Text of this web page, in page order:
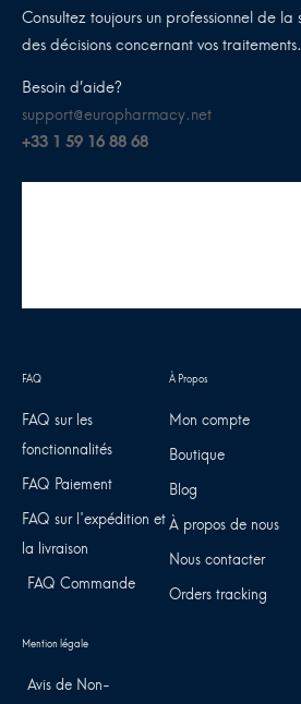
Consultez toujours un professionnel de
des décisions concernant vos traitements.
Besoin d’aide?
support@europharmacy.net
+33 1 59 16 88 68
FAQ sur les
fonctionnalités
FAQ Paiement
FAQ sur l'expédition et
la livraison
FAQ Commande
Mon compte
Boutique
Blog
À propos de nous
Nous contacter
Orders tracking
Avis de Non-